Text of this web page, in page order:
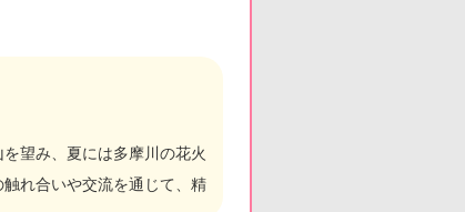
望み、夏には多摩川の花火
れ合いや交流を通じて、精